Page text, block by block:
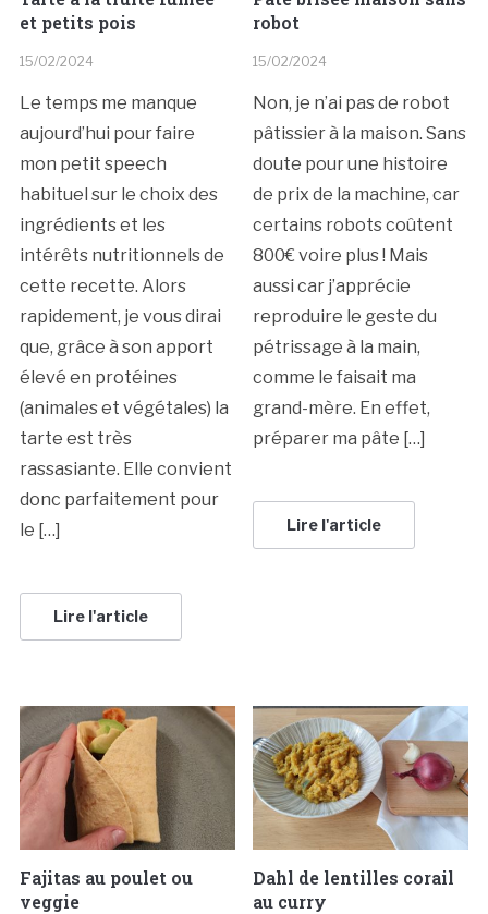
et petits pois
15/02/2024
Le temps me manque
aujourd’hui pour faire
mon petit speech
habituel sur le choix des
ingrédients et les
intérêts nutritionnels de
cette recette. Alors
rapidement, je vous dirai
que, grâce à son apport
élevé en protéines
(animales et végétales) la
tarte est très
rassasiante. Elle convient
donc parfaitement pour
le […]
Lire l'article
robot
15/02/2024
Non, je n’ai pas de robot
pâtissier à la maison. Sans
doute pour une histoire
de prix de la machine, car
certains robots coûtent
800€ voire plus ! Mais
aussi car j’apprécie
reproduire le geste du
pétrissage à la main,
comme le faisait ma
grand-mère. En effet,
préparer ma pâte […]
Lire l'article
Fajitas au poulet ou
veggie
Dahl de lentilles corail
au curry